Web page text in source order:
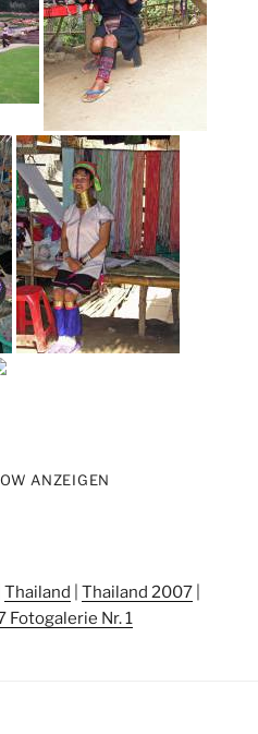
ANZEIGEN
Thailand Thailand 2007|
Fotogalerie Nr. 1